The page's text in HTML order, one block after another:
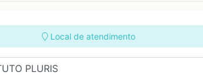
Local de atendimento